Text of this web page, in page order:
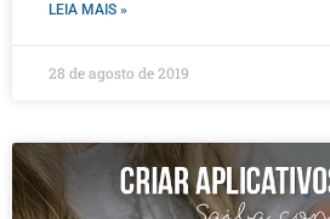
LEIA MAIS »
28 de agosto de 2019